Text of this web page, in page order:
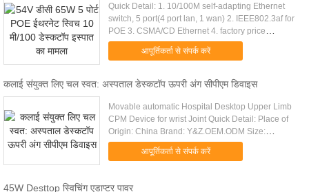
Quick Detail: 1. 10/100M self-adapting Ethernet
switch, 5 port(4 port lan, 1 wan) 2. IEEE802.3af for
POE 3. CSMA/CD Ethernet 4. factory price
Description: Up to 15.4W of Power on IEEE 802.3af
backward ...आपूर्तिकर्ता से संपर्क करें
कलाई संयुक्त लिए चल स्वत: अस्पताल डेस्कटॉप ऊपरी अंग सीपीएम डिवाइस
Movable automatic Hospital Desktop Upper Limb
CPM Device for wrist Joint Quick Detail: Place of
Origin: China Brand: Y&Z.OEM.ODM Size:
850*450*320mm Weight: 18.5 KGS Model No.:
YTK-E Package: Master Export ...
आपूर्तिकर्ता से संपर्क करें
45W Desttop स्विचिंग एडाप्टर पावर